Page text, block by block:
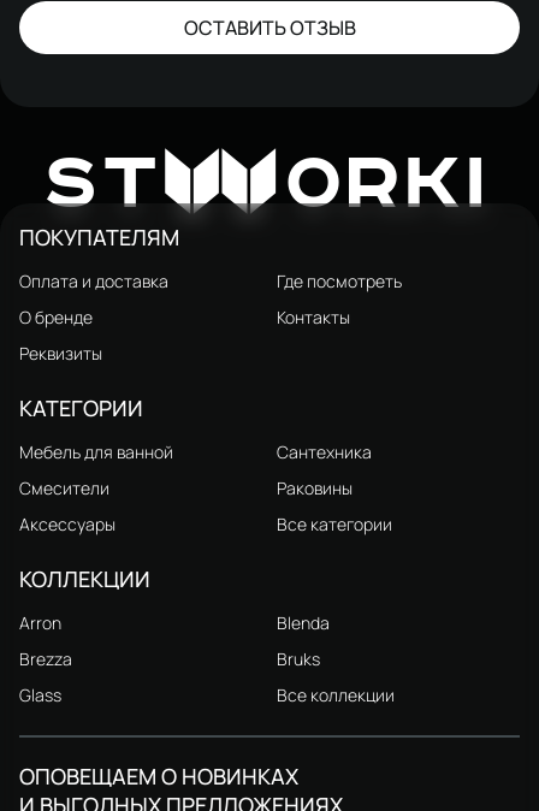
ОСТАВИТЬ ОТЗЫВ
STW ORKI
ПОКУПАТЕЛЯМ
Оплата и доставка
Где посмотреть
О бренде
Контакты
Реквизиты
КАТЕГОРИИ
Мебель для ванной
Сантехника
Смесители
Раковины
Аксессуары
Все категории
КОЛЛЕКЦИИ
Arron
Blenda
Brezza
Bruks
Glass
Все коллекции
ОПОВЕЩАЕМ О НОВИНКАХ
И ВЫГОДНЫХ ПРЕДЛОЖЕНИЯХ